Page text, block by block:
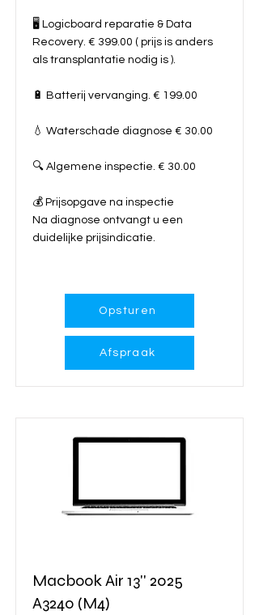
🖥️ Logicboard reparatie & Data
Recovery. € 399.00 ( prijs is anders
als transplantatie nodig is ).
🔋 Batterij vervanging. € 199.00
💧 Waterschade diagnose € 30.00
🔍 Algemene inspectie. € 30.00
💰 Prijsopgave na inspectie
Na diagnose ontvangt u een
duidelijke prijsindicatie.
Opsturen
Afspraak
Macbook Air 13'' 2025
A3240 (M4)